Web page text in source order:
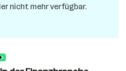
nicht mehr verfügbar.